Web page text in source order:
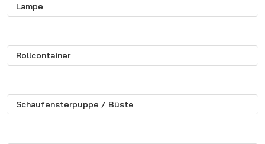
Lampe
Rollcontainer
Schaufensterpuppe / Büste